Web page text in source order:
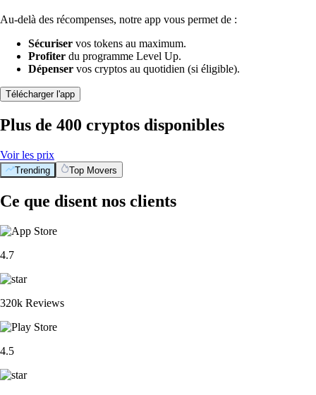
Au-delà des récompenses, notre app vous permet de :
Sécuriser vos tokens au maximum.
Profiter du programme Level Up.
Dépenser vos cryptos au quotidien (si éligible).
Télécharger l'app
Plus de 400 cryptos disponibles
Voir les prix
Trending Top Movers
Ce que disent nos clients
4.7
320k Reviews
4.5